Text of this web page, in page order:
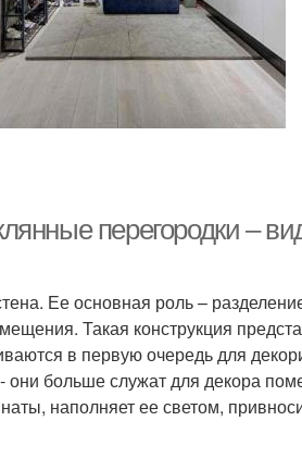
перегородки –
Ее основная роль –
Такая конструкция
в первую очередь для
больше служат для декора
наполняет ее светом,